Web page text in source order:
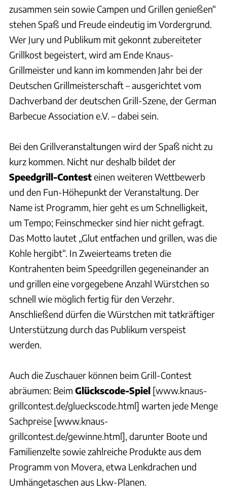
zusammen sein sowie Campen und Grillen genießen“
stehen Spaß und Freude eindeutig im Vordergrund.
Wer Jury und Publikum mit gekonnt zubereiteter
Grillkost begeistert, wird am Ende Knaus-
Grillmeister und kann im kommenden Jahr bei der
Deutschen Grillmeisterschaft – ausgerichtet vom
Dachverband der deutschen Grill-Szene, der German
Barbecue Association e.V. – dabei sein.
Bei den Grillveranstaltungen wird der Spaß nicht zu
kurz kommen. Nicht nur deshalb bildet der
Speedgrill-Contesteinen weiteren Wettbewerb
und den Fun-Höhepunkt der Veranstaltung. Der
Name ist Programm, hier geht es um Schnelligkeit,
um Tempo; Feinschmecker sind hier nicht gefragt.
Das Motto lautet „Glut entfachen und grillen, was die
Kohle hergibt“. In Zweierteams treten die
Kontrahenten beim Speedgrillen gegeneinander an
und grillen eine vorgegebene Anzahl Würstchen so
schnell wie möglich fertig für den Verzehr.
Anschließend dürfen die Würstchen mit tatkräftiger
Unterstützung durch das Publikum verspeist
werden.
Auch die Zuschauer können beim Grill-Contest
abräumen: Beim Glückscode-Spiel [www.knaus-
grillcontest.de/glueckscode.html] warten jede Menge
Sachpreise [www.knaus-
grillcontest.de/gewinne.html], darunter Boote und
Familienzelte sowie zahlreiche Produkte aus dem
Programm von Movera, etwa Lenkdrachen und
Umhängetaschen aus Lkw-Planen.